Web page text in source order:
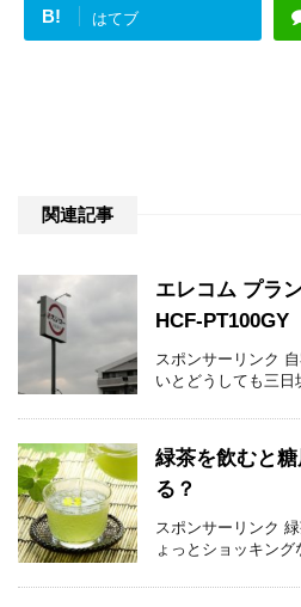
B! はてブ
関連記事
エレコム プラ
HCF-PT100GY
スポンサーリンク
いとどうしても三
緑茶を飲むと
る？
スポンサーリンク
ょっとショッキン